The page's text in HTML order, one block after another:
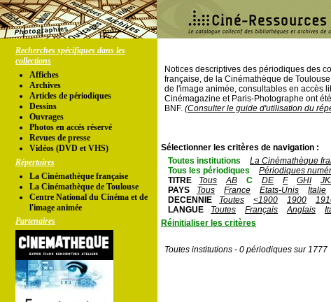
Recherches spécifiques dans les
collections
Affiches
Archives
Articles de périodiques
Dessins
Ouvrages
Photos en accés réservé
Revues de presse
Vidéos (DVD et VHS)
Répertoires
La Cinémathèque française
La Cinémathèque de Toulouse
Centre National du Cinéma et de
l'image animée
Partenaires
Notices descriptives des périodiques des
française, de la Cinémathèque de
de l'image animée, consultables en accès
Cinémagazine et Paris-Photographe ont
BNF. (Consulter le guide d'utilisation du
Sélectionner les critères de navigation :
Toutes institutions
La Cinémathèque
Tous les périodiques
Périodiques
TITRE
Tous AB C DE F GHI
PAYS
Tous France Etats-Unis Italie
DECENNIE
Toutes <1900 1900
LANGUE
Toutes Français Anglais
Réinitialiser les critères
Toutes institutions - 0 périodiques sur 1777